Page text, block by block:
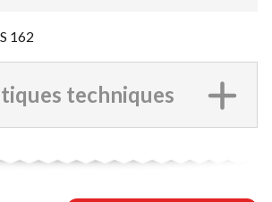
162
techniques